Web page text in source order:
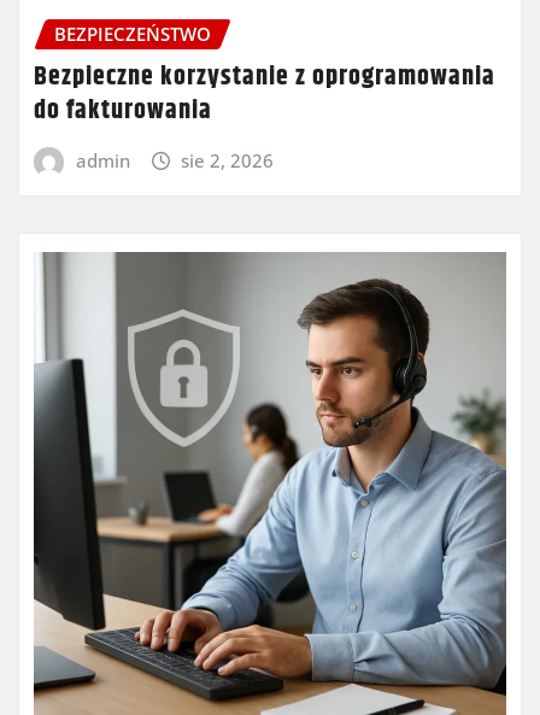
BEZPIECZEŃSTWO
Bezpieczne korzystanie z oprogramowania
do fakturowania
admin sie 2, 2026